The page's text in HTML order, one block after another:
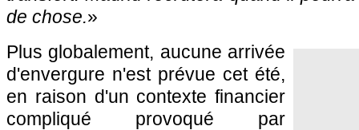
de chose.»
Plus globalement, aucune arrivée
d'envergure n'est prévue cet été,
en raison d'un contexte financier
compliqué provoqué par